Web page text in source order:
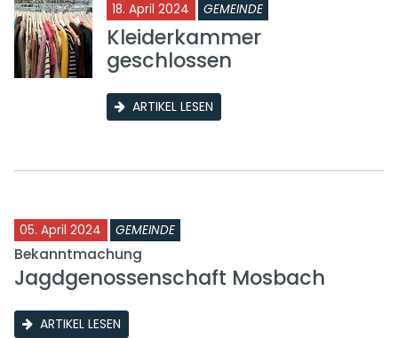
18. April 2024 GEMEINDE
Kleiderkammer
geschlossen
ARTIKEL LESEN
05. April 2024 GEMEINDE
Bekanntmachung
Jagdgenossenschaft Mosbach
ARTIKEL LESEN